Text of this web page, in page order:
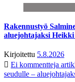
Rakennustyö
aluejohtajaksi
Kirjoitettu 5.8.2026
Ei kommentteja
seudulle –